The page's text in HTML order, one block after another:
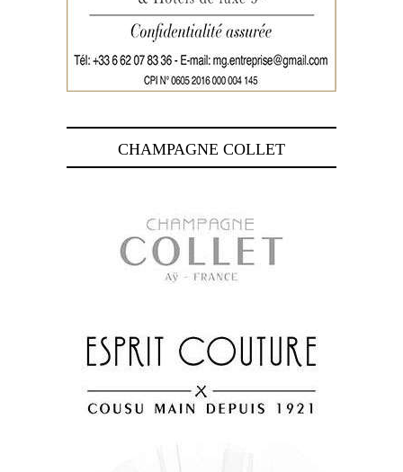
CHAMPAGNE COLLET